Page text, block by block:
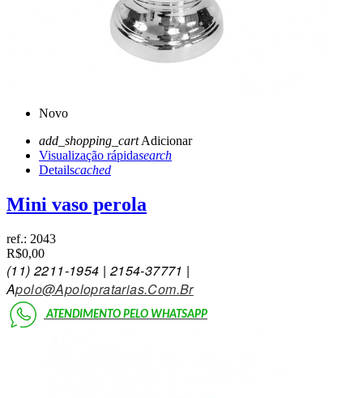
Novo
add_shopping_cartAdicionar
Visualização rápidasearch
Detailscached
Mini vaso perola
ref.: 2043
R$0,00
(11)2211-1954 | 2154-37771 |
APolo@Apolopratarias.Com.Br
ATENDIMENTO PELO WHATSAPP